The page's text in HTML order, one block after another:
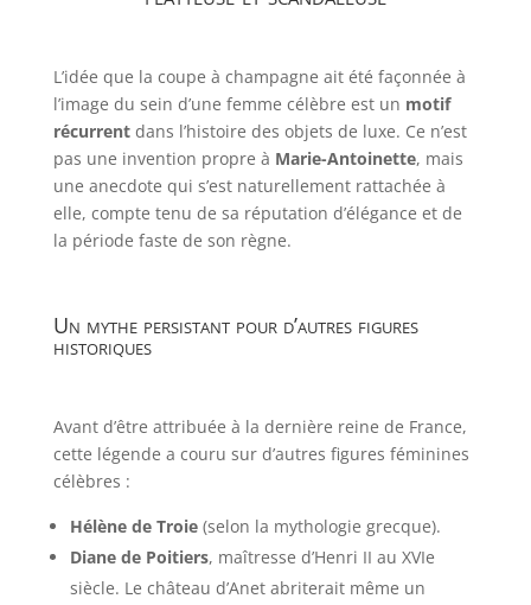
L’idée que la coupe à champagne ait été façonnée à
l’image du sein d’une femme célèbre est un motif
récurrentdans l’histoire des objets de luxe. Ce n’est
pas une invention propre à Marie-Antoinette, mais
une anecdote qui s’est naturellement rattachée à
elle, compte tenu de sa réputation d’élégance et de
la période faste de son règne.
Un mythe persistant pour d’autres figures
historiques
Avant d’être attribuée à la dernière reine de France,
cette légende a couru sur d’autres figures féminines
célèbres :
Hélène de Troie(selon la mythologie grecque).
Diane de Poitiers, maîtresse d’Henri II au XVIe
siècle. Le château d’Anet abriterait même un